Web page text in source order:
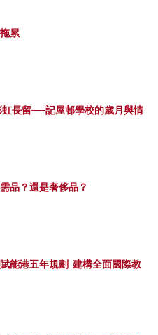
累
虹長留──記屋邨學校的歲月與情
品？還是奢侈品？
能港五年規劃 建構全面國際教